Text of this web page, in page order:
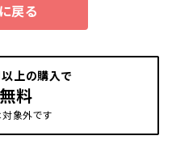
戻る
上の購入で
料
象外です